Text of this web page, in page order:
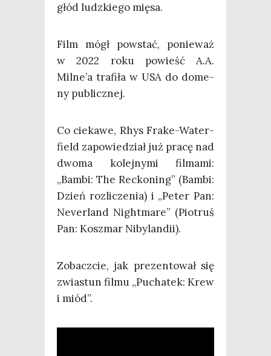
głód ludz­kie­go mięsa.
Film mógł powstać, ponie­waż
w 2022 roku powieść A.A.
Milne’a tra­fi­ła w USA do dome­
ny publicznej.
Co cie­ka­we, Rhys Fra­ke-Water­
field zapo­wie­dział już pra­cę nad
dwo­ma kolej­ny­mi fil­ma­mi:
„Bam­bi: The Rec­ko­ning” (Bam­bi:
Dzień roz­li­cze­nia) i „Peter Pan:
Never­land Night­ma­re” (Pio­truś
Pan: Kosz­mar Nibylandii).
Zobacz­cie, jak pre­zen­to­wał się
zwia­stun fil­mu „Pucha­tek: Krew
i miód”.